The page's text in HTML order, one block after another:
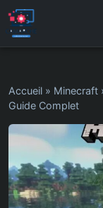
Accueil » Minecraft
Guide Complet